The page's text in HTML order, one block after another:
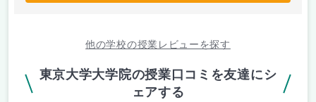
他の学校の授業レビューを探す
東京大学大学院の授業口コミを友達にシ
ェアする